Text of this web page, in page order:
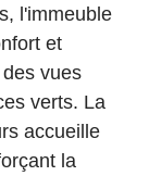
l'immeuble
et
vues
verts. La
accueille
la